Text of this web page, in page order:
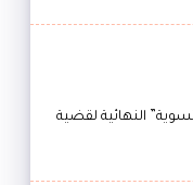
النهائية لقضية